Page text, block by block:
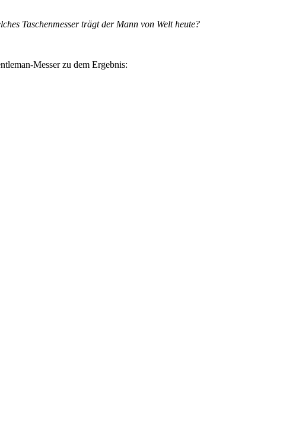
Taschenmesser trägt der Mann von Welt heute?
Messer zu dem Ergebnis: